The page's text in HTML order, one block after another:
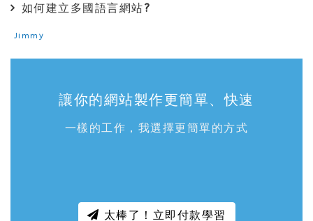
如何建立多國語言網站?
Jimmy
讓你的網站製作更簡單、快速
一樣的工作，我選擇更簡單的方式
太棒了！立即付款學習